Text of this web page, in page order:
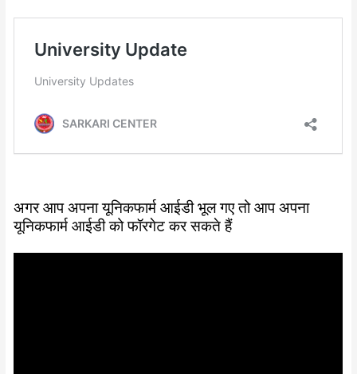
अगर आप अपना यूनिकफार्म आईडी भूल गए तो आप अपना
यूनिकफार्म आईडी को फॉरगेट कर सकते हैं